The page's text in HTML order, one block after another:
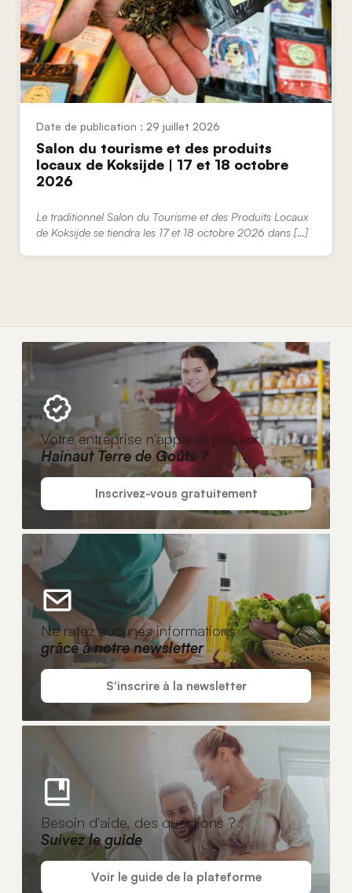
29 juillet 2026
Salon du tourisme et des produits
locaux de Koksijde | 17 et 18 octobre
2026
Le traditionnel Salon du Tourisme et des Produits Locaux
de Koksijde se tiendra les 17 et 18 octobre 2026 dans […]
Votre entreprise n'apparaît pas sur
Hainaut Terre de Goûts ?
Inscrivez-vous gratuitement
Ne ratez aucunes informations
grâce à notre newsletter
S'inscrire à la newsletter
Besoin d'aide, des questions ?
Suivez le guide
Voir le guide de la plateforme